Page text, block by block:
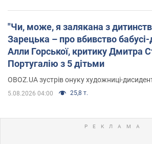
"Чи, може, я залякана з
Зарецька – про вбивство
Алли Горської, критику Дмитра
Португалію з 5 дітьми
OBOZ.UA зустрів онуку художниці-
5.08.2026 04:00 25,8 т.